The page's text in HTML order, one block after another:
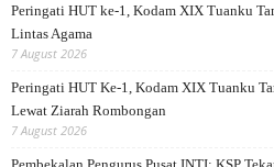
Peringati HUT ke-1, Kodam XIX Tuanku
Lintas Agama
7 August 2026
Peringati HUT Ke-1, Kodam XIX Tuanku
Lewat Ziarah Rombongan
7 August 2026